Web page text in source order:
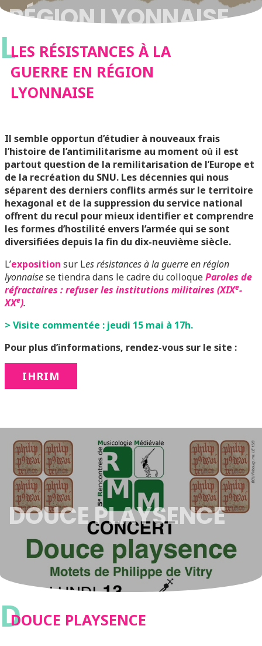
RÉGION LYONNAISE
LLES RÉSISTANCES À LA
GUERRE EN RÉGION
LYONNAISE
Il semble opportun d’étudier à nouveaux frais
l’histoire de l’antimilitarisme au moment où il est
partout question de la remilitarisation de l’Europe et
de la recréation du SNU. Les décennies qui nous
séparent des derniers conflits armés sur le territoire
hexagonal et de la suppression du service national
offrent du recul pour mieux identifier et comprendre
les formes d’hostilité envers l’armée qui se sont
diversifiées depuis la fin du dix-neuvième siècle.
L’exposition sur Les résistances à la guerre en région
lyonnaisese tiendra dans le cadre du colloqueParoles de
réfractaires : refuser les institutions militaires (XIXe-
XXe).
> Visite commentée : jeudi 15 mai à 17h.
Pour plus d’informations, rendez-vous sur le site :
IHRIM
DOUCE PLAYSENCE
DDOUCE PLAYSENCE